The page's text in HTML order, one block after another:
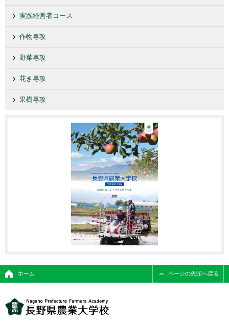
実践経営者コース
作物専攻
野菜専攻
花き専攻
果樹専攻
ホーム ページの先頭へ戻る